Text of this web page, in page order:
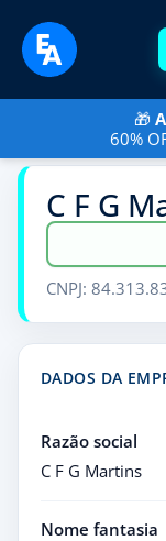
🎁
60%
C F G
CNPJ:
DADOS DA
Razão social
C F G Martins
Nome fantasia